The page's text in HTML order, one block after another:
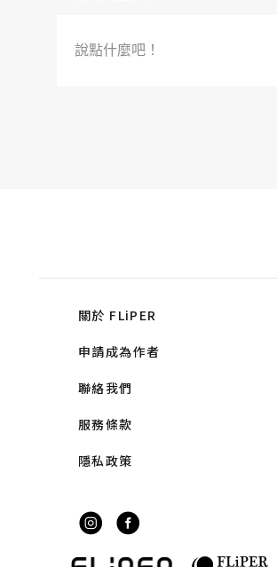
說點什麼吧！
關於 FLiPER
申請成為作者
聯絡我們
服務條款
隱私政策